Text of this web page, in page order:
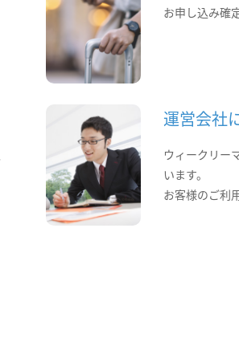
お申し込み確
運営会社
ウィークリー
います。
お客様のご利